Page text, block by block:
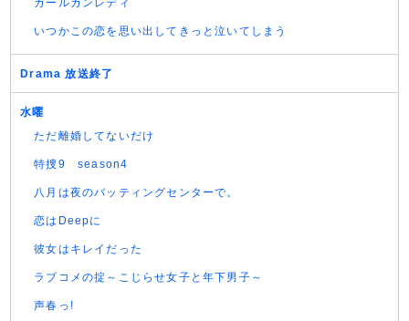
ガールガンレディ
いつかこの恋を思い出してきっと泣いてしまう
Drama 放送終了
水曜
ただ離婚してないだけ
特捜9 season4
八月は夜のバッティングセンターで。
恋はDeepに
彼女はキレイだった
ラブコメの掟～こじらせ女子と年下男子～
声春っ!